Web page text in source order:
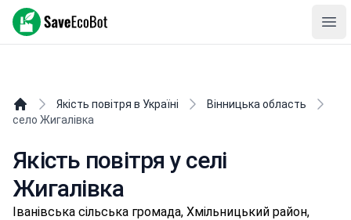
SaveEcoBot
Якість повітря в Україні
Вінницька область
село Жигалівка
Якість повітря у селі
Жигалівка
Івaнівськa сільська громада, Хмільницький район,